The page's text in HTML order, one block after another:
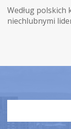
Według polskich
niechlubnymi